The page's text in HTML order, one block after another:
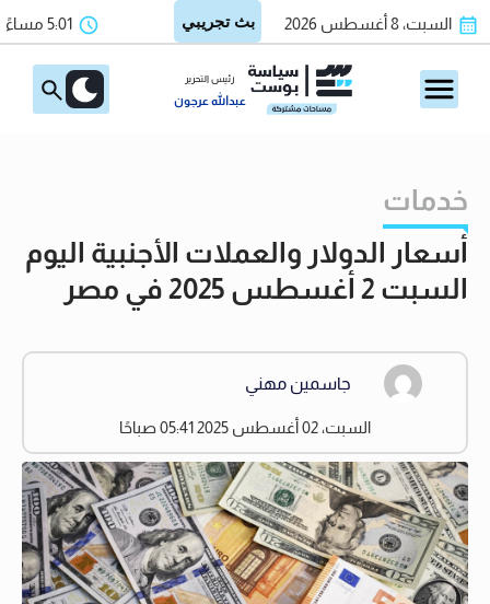
السبت، 8 أغسطس 2026 5:01 مساءً
رئيس التحرير
عبدالله عرجون
خدمات
أسعار الدولار والعملات الأجنبية اليوم
السبت 2 أغسطس 2025 في مصر
جاسمين مهني
السبت، 02 أغسطس 2025 05:41 صباحًا